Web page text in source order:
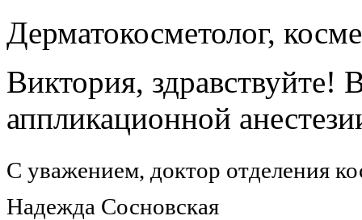
Дерматокосметолог,
Виктория, здравствуйте!
аппликационной
С уважением, доктор отделения
Надежда Сосновская